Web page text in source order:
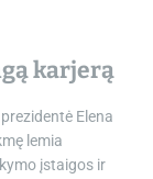
karjerą
Elena
lemia
įstaigos ir